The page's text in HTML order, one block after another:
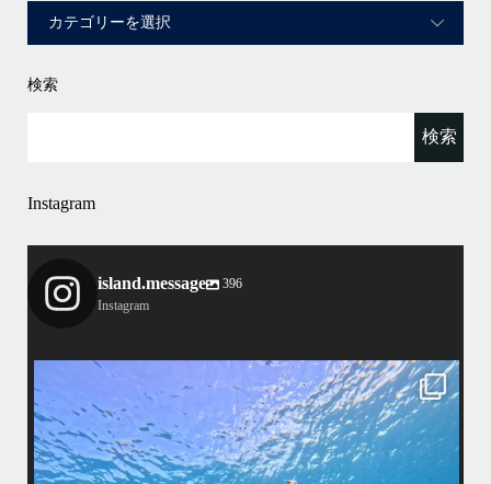
検索
Instagram
island.message
396
Instagram
island.message
渋谷さん(船長)20年来のリピーター様&
そのお仲間の皆様とケラマへ行って来ました！
・
天気最高ー！
ウミガメ日和で初ダイビングの方もばっちり見れました